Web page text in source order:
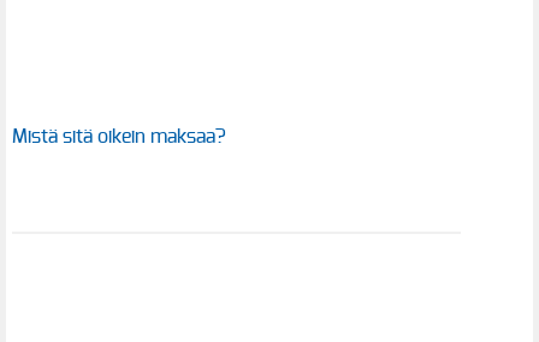
Mistä sitä oikein maksaa?